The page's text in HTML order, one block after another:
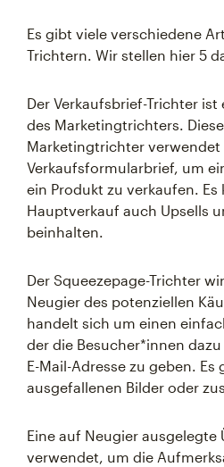
Es gibt viele verschiedene
Trichtern. Wir stellen hier 5
Der Verkaufsbrief-Trichter
des Marketingtrichters.
Marketingtrichter verwendet
Verkaufsformularbrief, um
ein Produkt zu verkaufen. Es
Hauptverkauf auch Upsells
beinhalten.
Der Squeezepage-Trichter
Neugier des potenziellen
handelt sich um einen
der die Besucher*innen
E-Mail-Adresse zu geben. Es
ausgefallenen Bilder oder
Eine auf Neugier
verwendet, um die